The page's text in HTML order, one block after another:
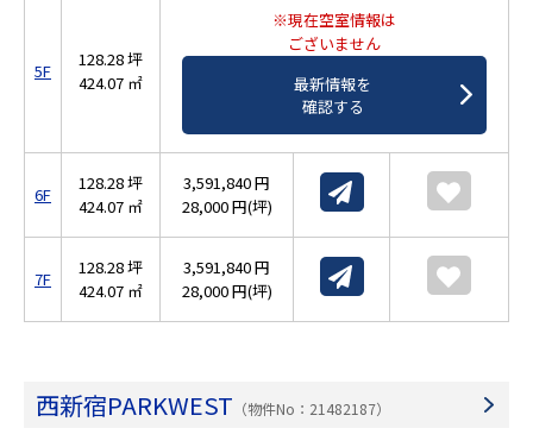
5F
128.28 坪
424.07 ㎡
※現在空室情報は
ございません
最新情報を
確認する
6F
128.28 坪
424.07 ㎡
3,591,840 円
28,000 円(坪)
7F
128.28 坪
424.07 ㎡
3,591,840 円
28,000 円(坪)
西新宿PARKWEST （物件No：21482187）